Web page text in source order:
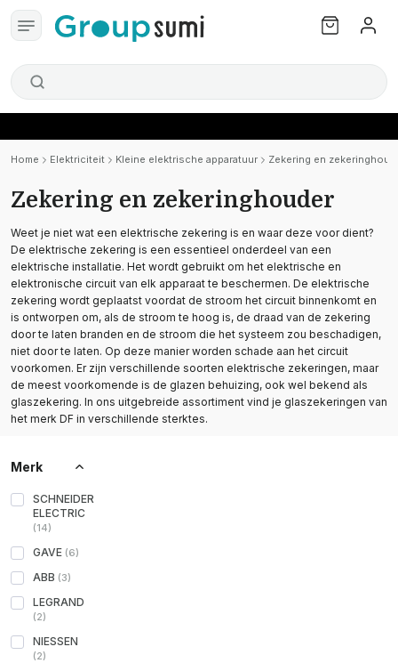
Home Elektriciteit Kleine elektrische apparatuur Zekering en
Zekering en zekeringhouder
Weet je niet wat een elektrische zekering is en waar deze voor dient?
De elektrische zekering is een essentieel onderdeel van een
elektrische installatie. Het wordt gebruikt om het elektrische en
elektronische circuit van elk apparaat te beschermen. De elektrische
zekering wordt geplaatst voordat de stroom het circuit binnenkomt en
is ontworpen om, als de stroom te hoog is, de draad van de zekering
door te laten branden en de stroom die het systeem zou beschadigen,
niet door te laten. Op deze manier worden schade aan het circuit
voorkomen. Er zijn verschillende soorten elektrische zekeringen, maar
de meest voorkomende is de glazen behuizing, ook wel bekend als
glaszekering. In ons uitgebreide assortiment vind je glaszekeringen van
het merk DF in verschillende sterktes.
Merk
SCHNEIDER
ELECTRIC
(14)
GAVE (6)
ABB (3)
LEGRAND
(2)
NIESSEN
(2)